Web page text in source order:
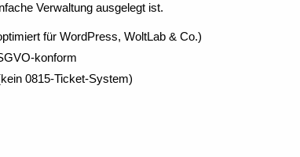
Verwaltung ausgelegt ist.
für WordPress, WoltLab & Co.)
konform
0815-Ticket-System)